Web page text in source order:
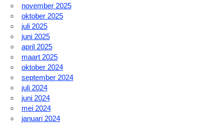
november 2025
oktober 2025
juli 2025
juni 2025
april 2025
maart 2025
oktober 2024
september 2024
juli 2024
juni 2024
mei 2024
januari 2024